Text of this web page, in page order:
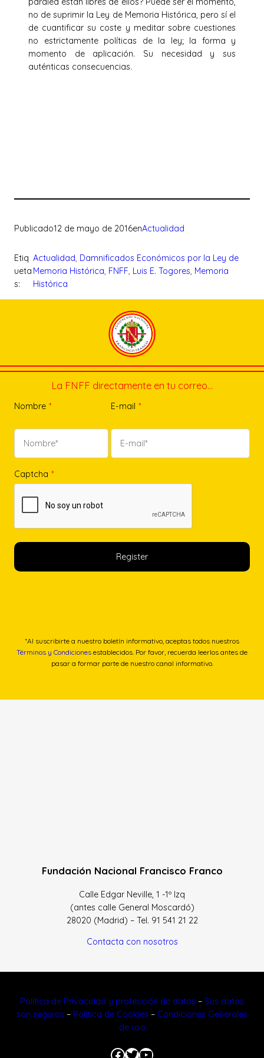
no de suprimir la Ley de Memoria Histórica, pero sí el
de cuantificar su coste y meditar sobre cuestiones
no estrictamente políticas de la ley; la forma y
momento de aplicación. Su necesidad y sus
auténticas consecuencias.
Publicado12 de mayo de 2016enActualidad
Etiq
ueta
s:
Actualidad, Damnificados Económicos por la Ley de
Memoria Histórica, FNFF, Luis E. Togores, Memoria
Histórica
La FNFF directamente en tu correo…
Nombre * E-mail *
Captcha *
*Al suscribirte a nuestro boletín informativo, aceptas todos nuestros
Términos y Condiciones establecidos. Por favor, recuerda leerlos antes de
pasar a formar parte de nuestro canal informativo.
Fundación Nacional Francisco Franco
Calle Edgar Neville, 1 -1º Izq
(antes calle General Moscardó)
28020 (Madrid) – Tel. 91 541 21 22
Contacta con nosotros
Política de Privacidad y protección de datos – Sus datos
son seguros – Política de Cookies – Condiciones Generales
de uso
Facebook
Twitter
YouTube